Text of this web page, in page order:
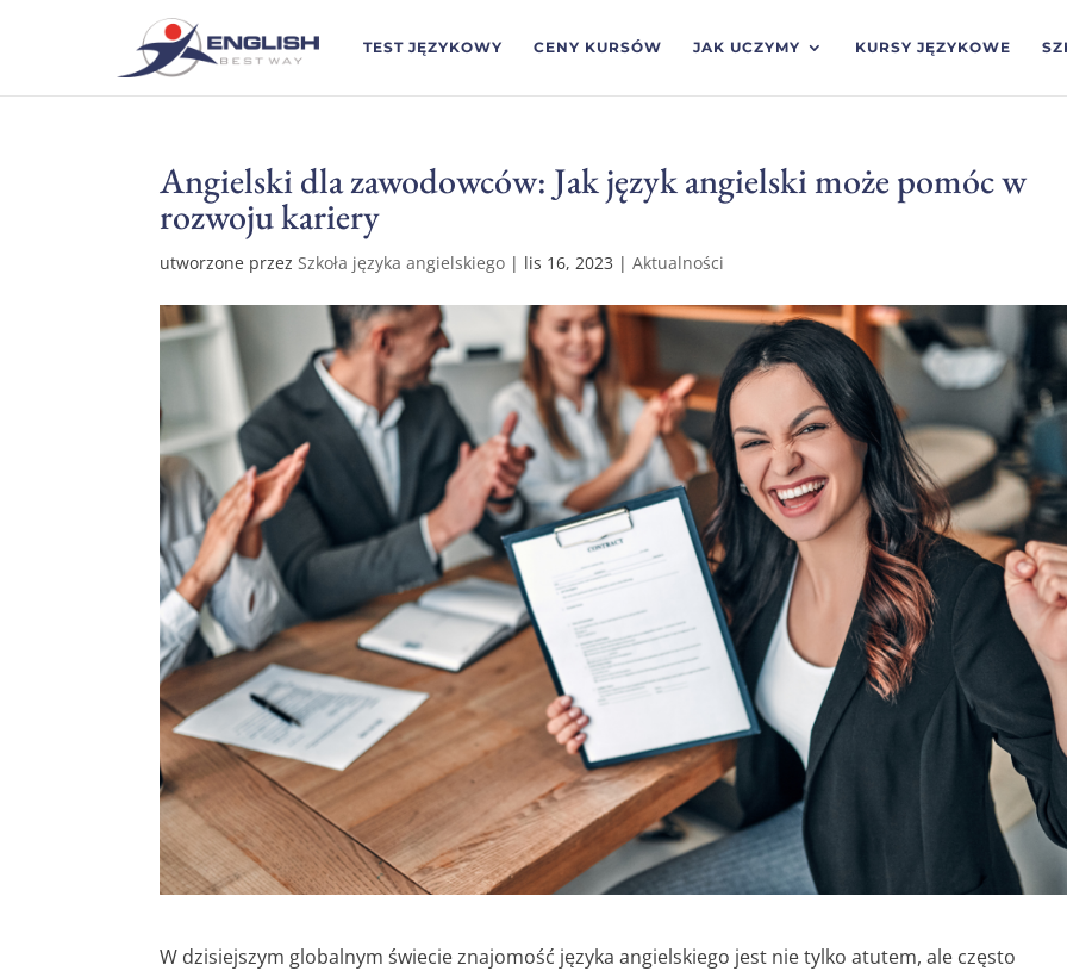
TEST JĘZYKOWY CENY KURSÓW JAK UCZYMY KURSY JĘZYKOWE
Angielski dla zawodowców: Jak język angielski może pomóc w
rozwoju kariery
utworzone przezSzkoła języka angielskiego | lis 16, 2023 |Aktualności
W dzisiejszym globalnym świecie znajomość języka angielskiego jest nie tylko atutem, ale często